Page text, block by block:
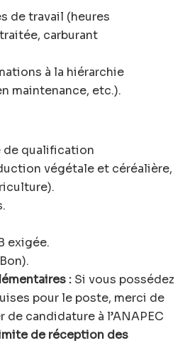
de travail (heures
carburant
à la hiérarchie
maintenance, etc.).
de qualification
végétale et céréalière,
exigée.
: Si vous possédez
pour le poste, merci de
candidature à l’ANAPEC
de réception des